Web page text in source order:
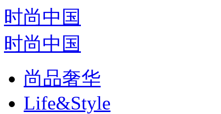
时尚中国
时尚中国
尚品奢华
Life&Style